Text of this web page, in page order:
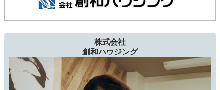
株式会社
創和ハウジング